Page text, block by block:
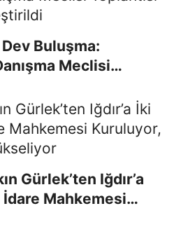
Dev Buluşma:
Meclisi
Gürlek’ten Iğdır’a
Mahkemesi